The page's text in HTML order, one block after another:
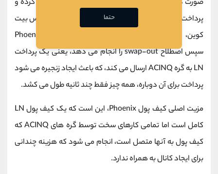
صورت درخواست LN، از کاربر می خواهد پرداخت را تأیید کرده و
پرداخت را بلافاصله ارسال می کند. در صورت ارسال به آدرس بیت
کوین، امکان تغییر مقدار ارسال شده وجود دارد و Phoenix
سپس اصطلاح swap-out را انجام می دهد، یعنی یک پرداخت
LN به گره ACINQ ارسال می کند، که باعث ایجاد زنجیره می شود
پرداخت برای آن دوباره، همه چیز فقط چند ثانیه طول می کشد.
مزیت اصلی کیف پول Phoenix، این است که یک کیف پول LN
کامل است اما تمامی کارهای سخت توسط گره های ACINQ که
کیف پول به آنها متصل است، انجام می شود که هزینه چندانی
برای ایجاد کانال به همراه ندارد.
حتما